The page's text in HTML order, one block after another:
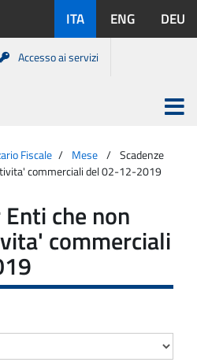
disponibili:
ITA ENG DEU
Accesso ai servizi
Apri
menu
Fiscale Mese
Scadenze
commerciali del 02-12-2019
che non
commerciali